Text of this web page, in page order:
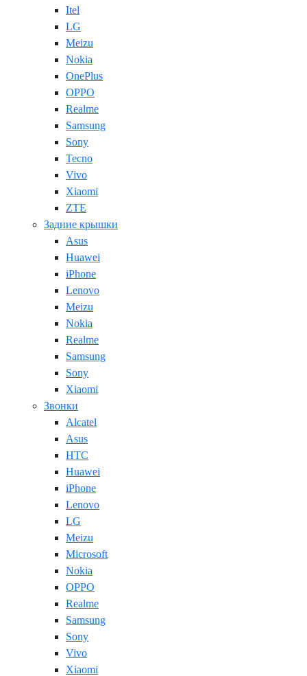
Itel
LG
Meizu
Nokia
OnePlus
OPPO
Realme
Samsung
Sony
Tecno
Vivo
Xiaomi
ZTE
Задние крышки
Asus
Huawei
iPhone
Lenovo
Meizu
Nokia
Realme
Samsung
Sony
Xiaomi
Звонки
Alcatel
Asus
HTC
Huawei
iPhone
Lenovo
LG
Meizu
Microsoft
Nokia
OPPO
Realme
Samsung
Sony
Vivo
Xiaomi